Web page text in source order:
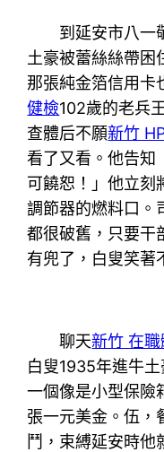
到延安市八一敬
土豪被蕾絲絲帶困
那張純金箔信用卡
健檢102歲的老兵
查體后不願新竹
看了又看。他告知
可饒恕！」他立刻
調節器的燃料口。
都很破舊，只要干
有兜了，白叟笑著
聊天新竹 在
白叟1935年進牛
一個像是小型保險
張一元美金。伍，
鬥，束縛延安時他